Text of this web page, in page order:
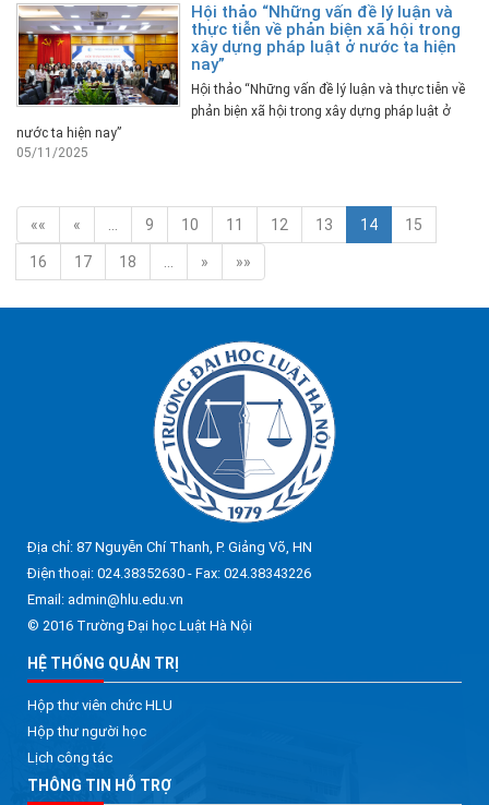
Hội thảo “Những vấn đề lý luận và
thực tiễn về phản biện xã hội trong
xây dựng pháp luật ở nước ta hiện
nay”
Hội thảo “Những vấn đề lý luận và thực tiễn về
phản biện xã hội trong xây dựng pháp luật ở
nước ta hiện nay”
05/11/2025
«« « 9 10 11 12 13 14 15
16 17 18 » »»
Địa chỉ: 87 Nguyễn Chí Thanh, P. Giảng Võ, HN
Điện thoại: 024.38352630 - Fax: 024.38343226
Email: admin@hlu.edu.vn
© 2016 Trường Đại học Luật Hà Nội
HỆ THỐNG QUẢN TRỊ
Hộp thư viên chức HLU
Hộp thư người học
Lịch công tác
THÔNG TIN HỖ TRỢ